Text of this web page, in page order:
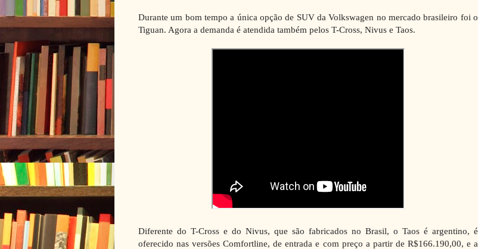
Durante um bom tempo a única opção de SUV da Volkswagen no mercado brasileiro foi o
Tiguan. Agora a demanda é atendida também pelos T-Cross, Nivus e Taos.
Diferente do T-Cross e do Nivus, que são fabricados no Brasil, o Taos é argentino, é
oferecido nas versões Comfortline, de entrada e com preço a partir de R$166.190,00, e a